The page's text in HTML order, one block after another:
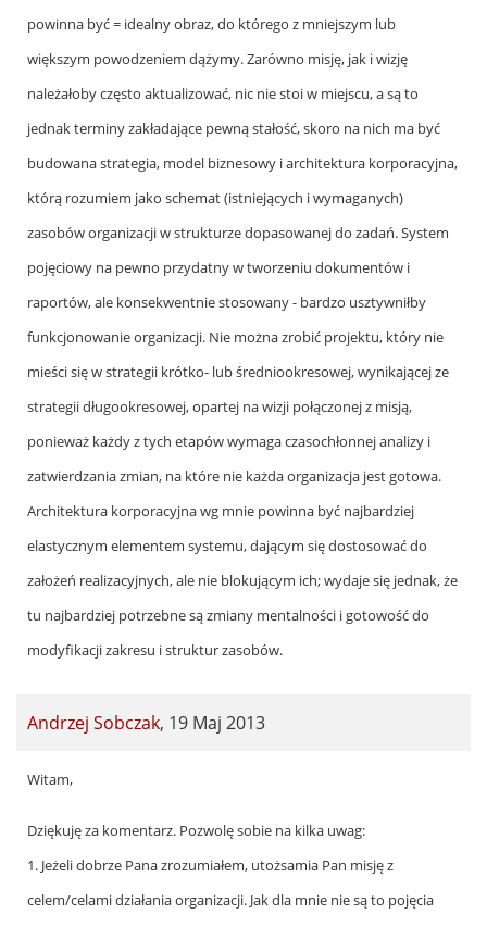
powinna być = idealny obraz, do którego z mniejszym lub
większym powodzeniem dążymy. Zarówno misję, jak i wizję
należałoby często aktualizować, nic nie stoi w miejscu, a są to
jednak terminy zakładające pewną stałość, skoro na nich ma być
budowana strategia, model biznesowy i architektura korporacyjna,
którą rozumiem jako schemat (istniejących i wymaganych)
zasobów organizacji w strukturze dopasowanej do zadań. System
pojęciowy na pewno przydatny w tworzeniu dokumentów i
raportów, ale konsekwentnie stosowany - bardzo usztywniłby
funkcjonowanie organizacji. Nie można zrobić projektu, który nie
mieści się w strategii krótko- lub średniookresowej, wynikającej ze
strategii długookresowej, opartej na wizji połączonej z misją,
ponieważ każdy z tych etapów wymaga czasochłonnej analizy i
zatwierdzania zmian, na które nie każda organizacja jest gotowa.
Architektura korporacyjna wg mnie powinna być najbardziej
elastycznym elementem systemu, dającym się dostosować do
założeń realizacyjnych, ale nie blokującym ich; wydaje się jednak, że
tu najbardziej potrzebne są zmiany mentalności i gotowość do
modyfikacji zakresu i struktur zasobów.
Andrzej Sobczak, 19 Maj 2013
In
to
by
gimk
Witam,
Dziękuję za komentarz. Pozwolę sobie na kilka uwag:
1. Jeżeli dobrze Pana zrozumiałem, utożsamia Pan misję z
celem/celami działania organizacji. Jak dla mnie nie są to pojęcia